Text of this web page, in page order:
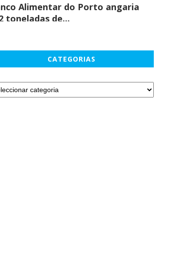
Alimentar do Porto angaria
toneladas de...
CATEGORIAS